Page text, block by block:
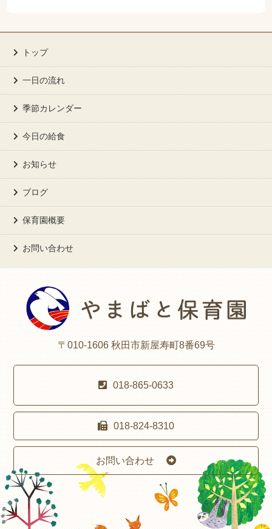
トップ
一日の流れ
季節カレンダー
今日の給食
お知らせ
ブログ
保育園概要
お問い合わせ
〒010-1606 秋田市新屋寿町8番69号
018-865-0633
018-824-8310
お問い合わせ